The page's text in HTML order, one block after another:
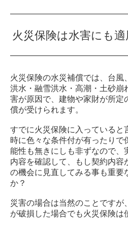
火災保険は水害にも
火災保険の水災補償では、台風
洪水・融雪洪水・高潮・土砂崩
害が原因で、建物や家財が所定
償が受けられます。
すでに火災保険に入っていると
時に色々な条件付が有ったりで
能性も無きにしも非ずなので、
内容を確認して、もし契約内容
の機会に見直してみる事も重要
か？
災害の場合は当然のことですが
が破損した場合でも火災保険は